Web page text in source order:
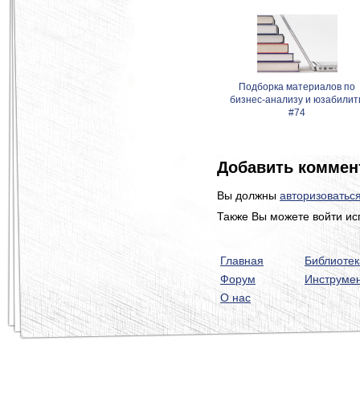
Подборка материалов по
бизнес-анализу и
#74
Добавить
Вы должны
Также Вы можете войти
Главная
Форум
О нас